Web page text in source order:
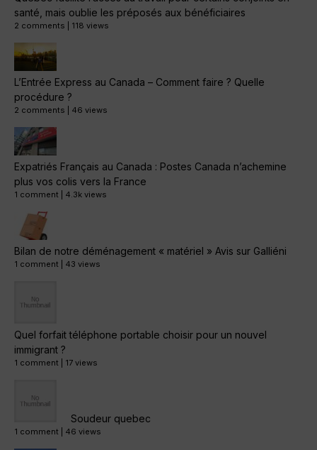
santé, mais oublie les préposés aux bénéficiaires
2 comments 118 views
L’Entrée Express au Canada – Comment faire ? Quelle
procédure ?
2 comments 46 views
Expatriés Français au Canada : Postes Canada n’achemine
plus vos colis vers la France
1 comment 4.3k views
Bilan de notre déménagement « matériel » Avis sur Galliéni
1 comment 43 views
Quel forfait téléphone portable choisir pour un nouvel
immigrant ?
1 comment 17 views
Soudeur quebec
1 comment 46 views